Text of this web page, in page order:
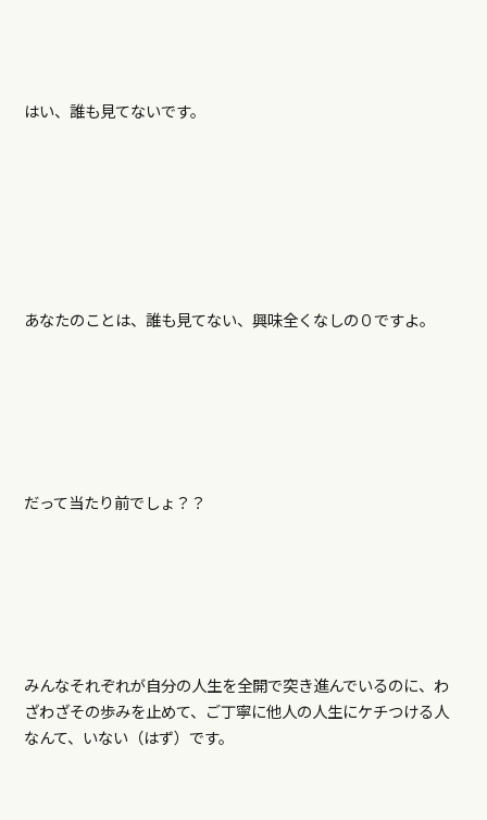
はい、誰も見てないです。
あなたのことは、誰も見てない、興味全くなしの０ですよ。
だって当たり前でしょ？？
みんなそれぞれが自分の人生を全開で突き進んでいるのに、わ
ざわざその歩みを止めて、ご丁寧に他人の人生にケチつける人
なんて、いない（はず）です。